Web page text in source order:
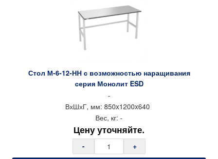
Стол М-6-12-НН с возможностью наращивания
серия Монолит ESD
-
ВхШхГ, мм: 850x1200x640
Вес, кг: -
Цену уточняйте.
-
+